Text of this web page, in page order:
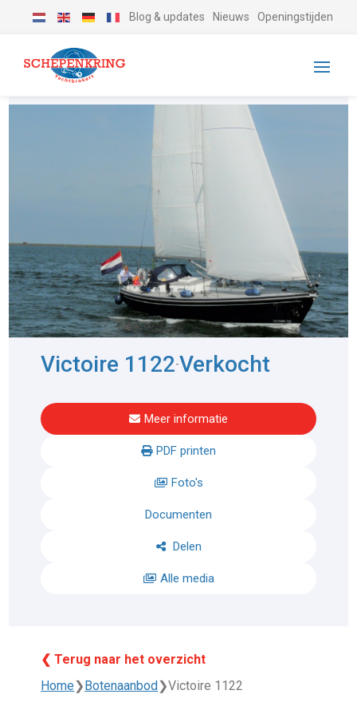
Blog & updates Nieuws Openingstijden
Victoire 1122-Verkocht
Meer informatie
PDF printen
Foto's
Documenten
Delen
Alle media
❮ Terug naar het overzicht
Home❯Botenaanbod❯Victoire 1122